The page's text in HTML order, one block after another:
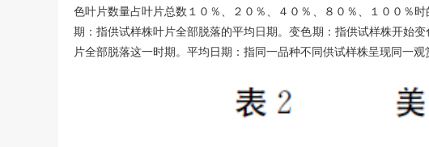
色叶片数量占叶片总数１０％、２０％、４０％、８０％、１００％
期：指供试样株叶片全部脱落的平均日期。变色期：指供试样株开始
片全部脱落这一时期。平均日期：指同一品种不同供试样株呈现同一观